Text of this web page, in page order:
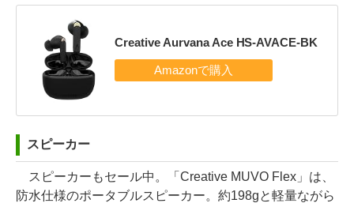
Creative Aurvana Ace HS-AVACE-BK
スピーカー
スピーカーもセール中。「Creative MUVO Flex」は、
防水仕様のポータブルスピーカー。約198gと軽量ながら